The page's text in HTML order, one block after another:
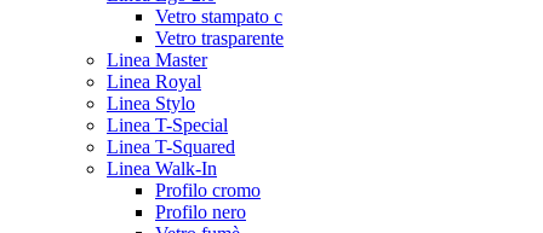
Vetro stampato c
Vetro trasparente
Linea Master
Linea Royal
Linea Stylo
Linea T-Special
Linea T-Squared
Linea Walk-In
Profilo cromo
Profilo nero